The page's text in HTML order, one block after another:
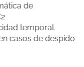
de
temporal.
casos de despido